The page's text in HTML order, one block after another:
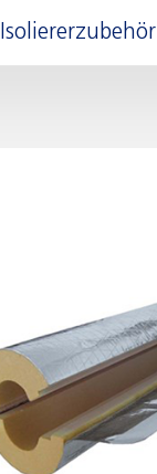
Isoliererzubehör